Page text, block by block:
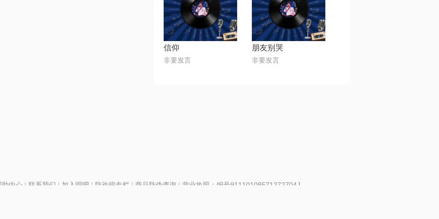
信仰
非要发言
朋友别哭
非要发言
助中心 | 联系我们 | 加入唱吧 | 防诈骗专栏 | 商品防伪查询 | 营业执照：编号91110108571272704J